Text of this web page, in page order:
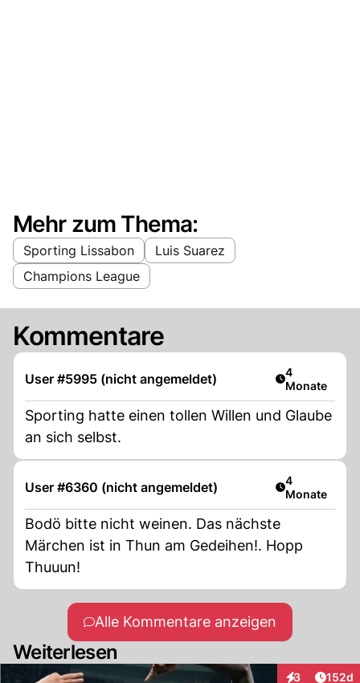
Mehr zum Thema:
Sporting Lissabon
Luis Suarez
Champions League
Kommentare
User #5995 (nicht angemeldet) Artikel
4
Monate
Sporting hatte einen tollen Willen und Glaube
an sich selbst.
User #6360 (nicht angemeldet) Artikel
4
Monate
Bodö bitte nicht weinen. Das nächste
Märchen ist in Thun am Gedeihen!. Hopp
Thuuun!
Alle Kommentare anzeigen
Weiterlesen
3 152d